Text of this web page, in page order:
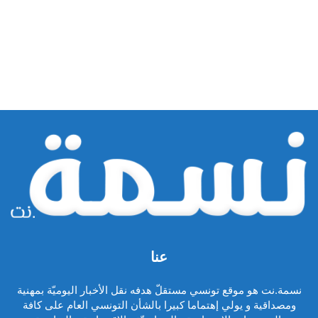
عنا
نسمة.نت هو موقع تونسي مستقلّ هدفه نقل الأخبار اليوميّة بمهنية
ومصداقية و يولي إهتماما كبيرا بالشأن التونسي العام على كافة